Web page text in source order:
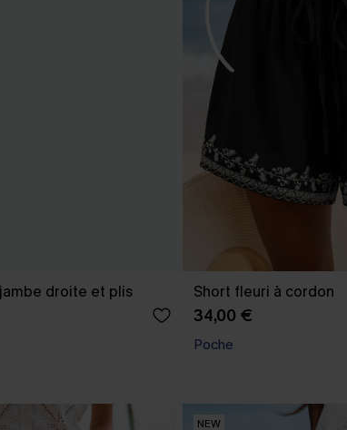
droite et plis Short fleuri à cordon
34,00 €
Poche
NEW